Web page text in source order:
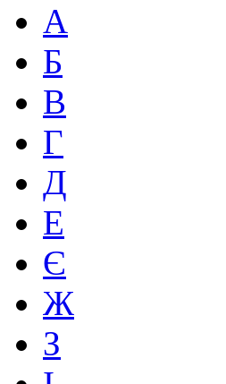
А
Б
В
Г
Д
Е
Є
Ж
З